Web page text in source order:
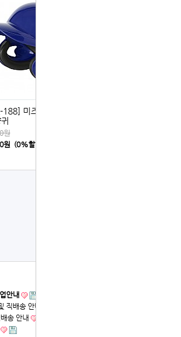
188] 미즈노 헬멧 (청
원
원 (0%할인)
안내
직배송 안내
송 안내